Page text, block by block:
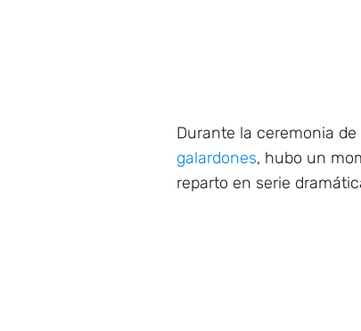
Durante la ceremonia
galardones, hubo un
reparto en serie